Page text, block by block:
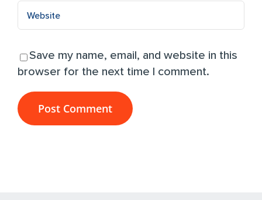
Save my name, email, and website in this
browser for the next time I comment.